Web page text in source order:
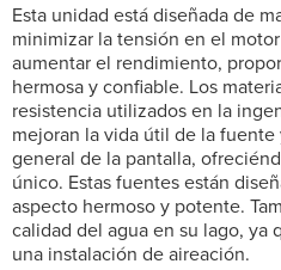
Esta unidad está diseñada de
minimizar la tensión en el
aumentar el rendimiento,
hermosa y confiable. Los
resistencia utilizados en la
mejoran la vida útil de la
general de la pantalla,
único. Estas fuentes están
aspecto hermoso y potente.
calidad del agua en su lago, ya
una instalación de aireación.